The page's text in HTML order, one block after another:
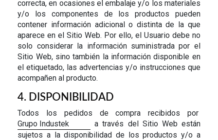
correcta, en ocasiones el embalaje y/o los materiales
y/o los componentes de los productos pueden
contener información adicional o distinta de la que
aparece en el Sitio Web. Por ello, el Usuario debe no
solo considerar la información suministrada por el
Sitio Web, sino también la información disponible en
el etiquetado, las advertencias y/o instrucciones que
acompañen al producto.
4. DISPONIBILIDAD
Todos los pedidos de compra recibidos por
Grupo Industek
a través del Sitio Web están
sujetos a la disponibilidad de los productos y/o a